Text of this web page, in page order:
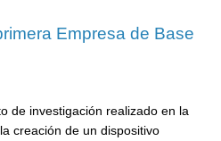
Empresa de Base
de investigación realizado en la
creación de un dispositivo